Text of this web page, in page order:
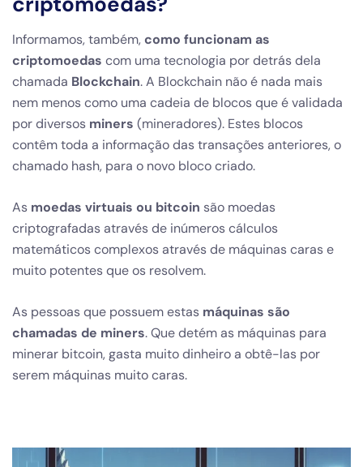
Informamos, também, como funcionam as
criptomoedas com uma tecnologia por detrás dela
chamada Blockchain. A Blockchain não é nada mais
nem menos como uma cadeia de blocos que é validada
por diversos miners (mineradores). Estes blocos
contêm toda a informação das transações anteriores, o
chamado hash, para o novo bloco criado.
As moedas virtuais ou bitcoin são moedas
criptografadas através de inúmeros cálculos
matemáticos complexos através de máquinas caras e
muito potentes que os resolvem.
As pessoas que possuem estas máquinas são
chamadas de miners. Que detém as máquinas para
minerar bitcoin, gasta muito dinheiro a obtê-las por
serem máquinas muito caras.